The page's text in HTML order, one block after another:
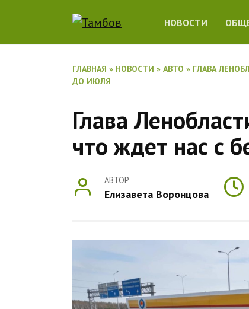
содержанию
НОВОСТИ
ГЛАВНАЯ » НОВОСТИ » АВТО » ГЛАВА
ДО ИЮЛЯ
Глава
что ждет нас с
АВТОР
Елизавета Воронцова